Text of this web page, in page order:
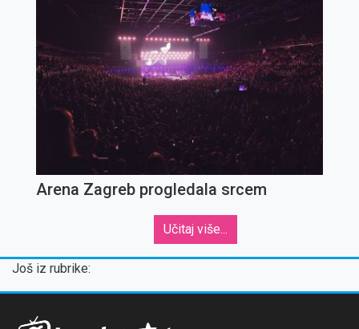
Arena Zagreb progledala srcem
Učitaj više...
Još iz rubrike: